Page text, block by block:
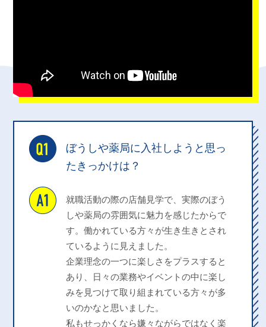
ぼうしや薬局に入社しようと思っ
たきっかけは？
就職活動の際の店舗見学で、実際のぼう
しや薬局の雰囲気に魅力を感じたからで
す。働かれている方々が生き生きとされ
ているように見えました。
企業理念の一つに楽しさをプラスすると
あり、日々の業務やイベントの中に楽し
みを見つけて取り組まれている方々が多
いのかなと思いました。
私もせっかくなら嫌々ながらではなく楽